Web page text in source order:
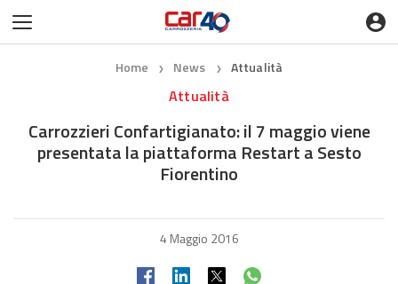
Home ❯ News ❯ Attualità
Attualità
Carrozzieri Confartigianato: il 7 maggio viene
presentata la piattaforma Restart a Sesto
Fiorentino
4 Maggio 2016